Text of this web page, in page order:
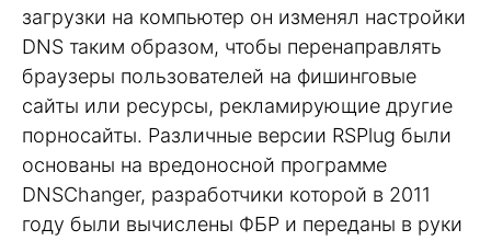
загрузки на компьютер он изменял настройки
DNS таким образом, чтобы перенаправлять
браузеры пользователей на фишинговые
сайты или ресурсы, рекламирующие другие
порносайты. Различные версии RSPlug были
основаны на вредоносной программе
DNSChanger, разработчики которой в 2011
году были вычислены ФБР и переданы в руки